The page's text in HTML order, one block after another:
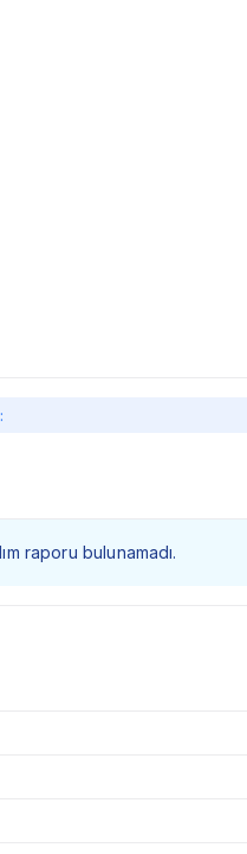
raporu bulunamadı.